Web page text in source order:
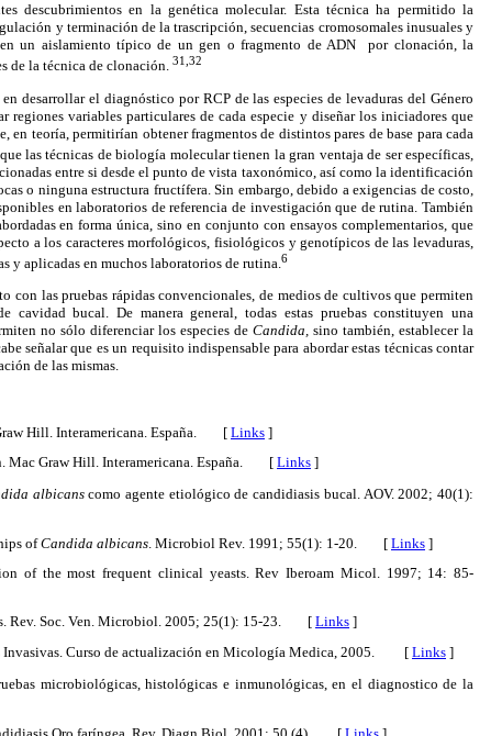
descubrimientos en la genética molecular. Esta técnica ha permitido la
y terminación de la trascripción, secuencias cromosomales inusuales y
en un aislamiento típico de un gen o fragmento de ADN por clonación, la
de la técnica de clonación. 31,32
desarrollar el diagnóstico por RCP de las especies de levaduras del Género
regiones variables particulares de cada especie y diseñar los iniciadores que
teoría, permitirían obtener fragmentos de distintos pares de base para cada
las técnicas de biología molecular tienen la gran ventaja de ser específicas,
entre si desde el punto de vista taxonómico, así como la identificación
o ninguna estructura fructífera. Sin embargo, debido a exigencias de costo,
en laboratorios de referencia de investigación que de rutina. También
en forma única, sino en conjunto con ensayos complementarios, que
a los caracteres morfológicos, fisiológicos y genotípicos de las levaduras,
y aplicadas en muchos laboratorios de rutina.6
con las pruebas rápidas convencionales, de medios de cultivos que permiten
cavidad bucal. De manera general, todas estas pruebas constituyen una
no sólo diferenciar los especies de Candida, sino también, establecer la
señalar que es un requisito indispensable para abordar estas técnicas contar
de las mismas.
Hill. Interamericana. España. [ Links ]
Mac Graw Hill. Interamericana. España. [ Links ]
albicanscomo agente etiológico de candidiasis bucal. AOV. 2002;40(1):
ofCandida albicans . Microbiol Rev. 1991; 55(1): 1-20. [ Links ]
of the most frequent clinical yeasts. Rev Iberoam Micol. 1997; 14: 85-
Soc. Ven. Microbiol. 2005; 25(1): 15-23. [ Links ]
Curso de actualización en Micología Medica, 2005. [ Links ]
microbiológicas, histológicas e inmunológicas, en el diagnostico de la